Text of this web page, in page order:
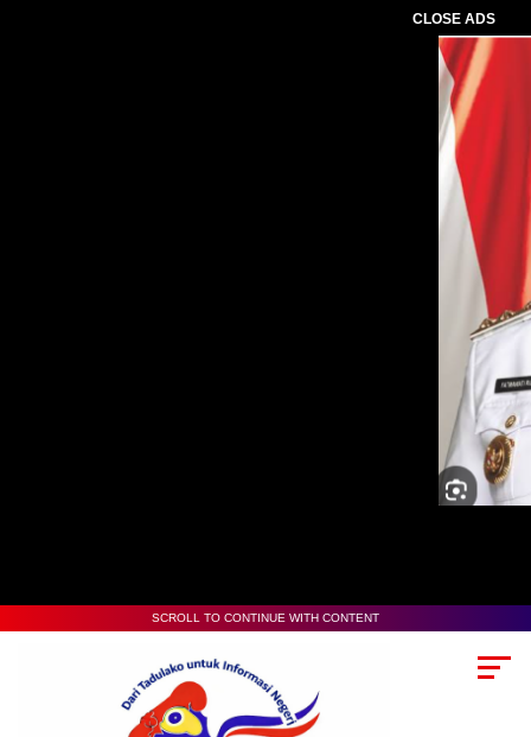
CLOSE ADS
SCROLL TO CONTINUE WITH CONTENT